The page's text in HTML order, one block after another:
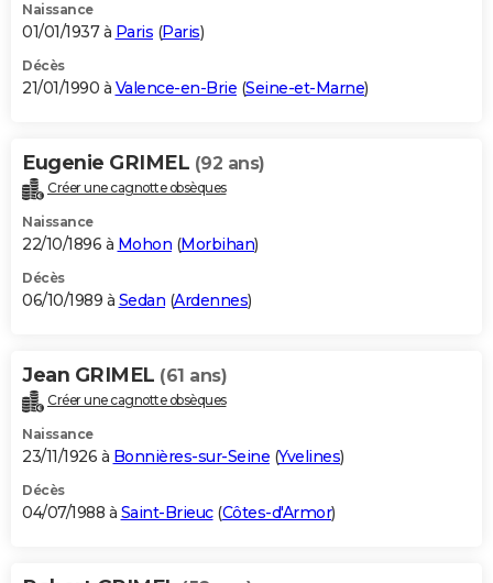
Naissance
01/01/1937 à Paris (Paris)
Décès
21/01/1990 à Valence-en-Brie (Seine-et-Marne)
Eugenie GRIMEL (92 ans)
Créer une cagnotte obsèques
Naissance
22/10/1896 à Mohon (Morbihan)
Décès
06/10/1989 à Sedan (Ardennes)
Jean GRIMEL (61 ans)
Créer une cagnotte obsèques
Naissance
23/11/1926 à Bonnières-sur-Seine (Yvelines)
Décès
04/07/1988 à Saint-Brieuc(Côtes-d'Armor)